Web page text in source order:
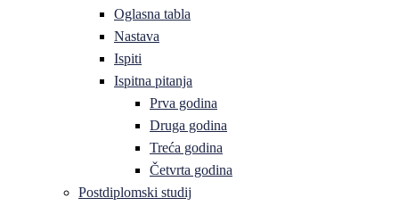
Oglasna tabla
Nastava
Ispiti
Ispitna pitanja
Prva godina
Druga godina
Treća godina
Četvrta godina
Postdiplomski studij